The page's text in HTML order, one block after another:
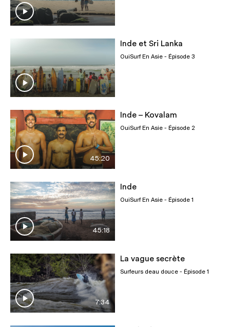
Inde et Sri Lanka
OuiSurf En Asie - Épisode 3
45:20
Inde – Kovalam
OuiSurf En Asie - Épisode 2
45:18
Inde
OuiSurf En Asie - Épisode 1
7:34
La vague secrète
Surfeurs deau douce - Épisode 1